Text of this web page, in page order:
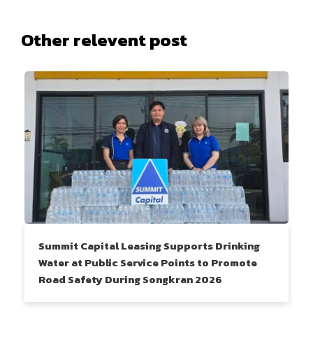
Other relevent post
Summit Capital Leasing Supports Drinking
Water at Public Service Points to Promote
Road Safety During Songkran 2026